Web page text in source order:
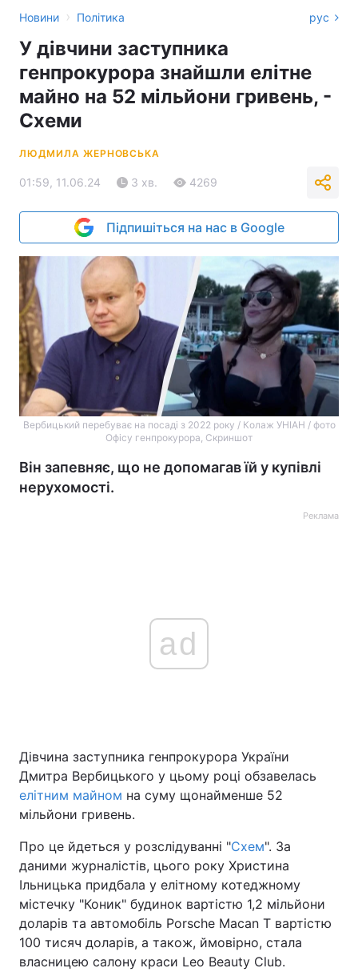
Новини › Політика рус
У дівчини заступника
генпрокурора знайшли елітне
майно на 52 мільйони гривень, -
Схеми
ЛЮДМИЛА ЖЕРНОВСЬКА
01:59, 11.06.24 3 хв. 4269
Підпишіться на нас в Google
Вербицький перебуває на посаді з 2022 року / Колаж УНІАН / фото
Офісу генпрокурора, Скриншот
Він запевняє, що не допомагав їй у купівлі
нерухомості.
Реклама
ad
Дівчина заступника генпрокурора України
Дмитра Вербицького у цьому році обзавелась
елітним майном на суму щонайменше 52
мільйони гривень.
Про це йдеться у розслідуванні "Схем". За
даними журналістів, цього року Христина
Ільницька придбала у елітному котеджному
містечку "Коник" будинок вартістю 1,2 мільйони
доларів та автомобіль Porsche Macan T вартістю
100 тисяч доларів, а також, ймовірно, стала
власницею салону краси Leo Beauty Club.